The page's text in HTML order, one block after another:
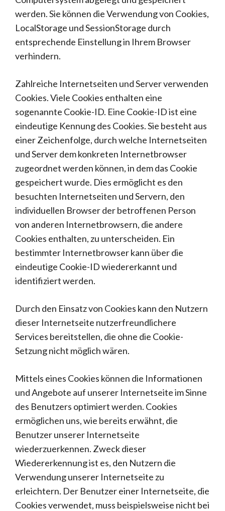
werden. Sie können die Verwendung von Cookies,
LocalStorage und SessionStorage durch
entsprechende Einstellung in Ihrem Browser
verhindern.
Zahlreiche Internetseiten und Server verwenden
Cookies. Viele Cookies enthalten eine
sogenannte Cookie-ID. Eine Cookie-ID ist eine
eindeutige Kennung des Cookies. Sie besteht aus
einer Zeichenfolge, durch welche Internetseiten
und Server dem konkreten Internetbrowser
zugeordnet werden können, in dem das Cookie
gespeichert wurde. Dies ermöglicht es den
besuchten Internetseiten und Servern, den
individuellen Browser der betroffenen Person
von anderen Internetbrowsern, die andere
Cookies enthalten, zu unterscheiden. Ein
bestimmter Internetbrowser kann über die
eindeutige Cookie-ID wiedererkannt und
identifiziert werden.
Durch den Einsatz von Cookies kann den Nutzern
dieser Internetseite nutzerfreundlichere
Services bereitstellen, die ohne die Cookie-
Setzung nicht möglich wären.
Mittels eines Cookies können die Informationen
und Angebote auf unserer Internetseite im Sinne
des Benutzers optimiert werden. Cookies
ermöglichen uns, wie bereits erwähnt, die
Benutzer unserer Internetseite
wiederzuerkennen. Zweck dieser
Wiedererkennung ist es, den Nutzern die
Verwendung unserer Internetseite zu
erleichtern. Der Benutzer einer Internetseite, die
Cookies verwendet, muss beispielsweise nicht bei